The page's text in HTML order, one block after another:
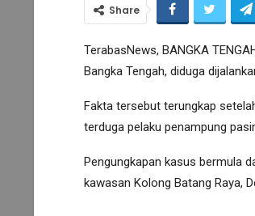
Share
TerabasNews, BANGKA
Bangka Tengah, diduga
Fakta tersebut terungkap
terduga pelaku penampung
Pengungkapan kasus bermula
kawasan Kolong Batang Raya,